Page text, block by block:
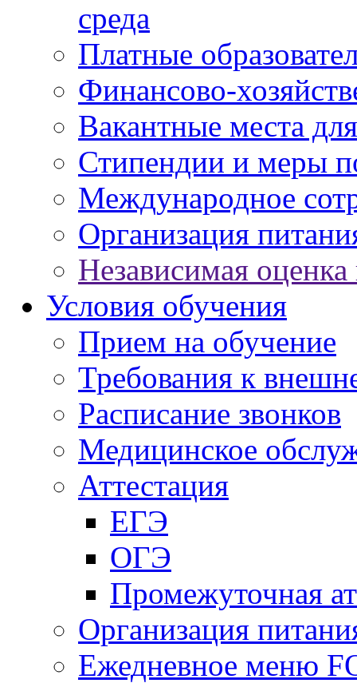
среда
Платные
Финансово-
Вакантные места
Стипендии и меры
Международное
Организация
Независимая оценка
Условия обучения
Прием на обучение
Требования к
Расписание звонков
Медицинское
Аттестация
ЕГЭ
ОГЭ
Промежуточная
Организация
Ежедневное меню